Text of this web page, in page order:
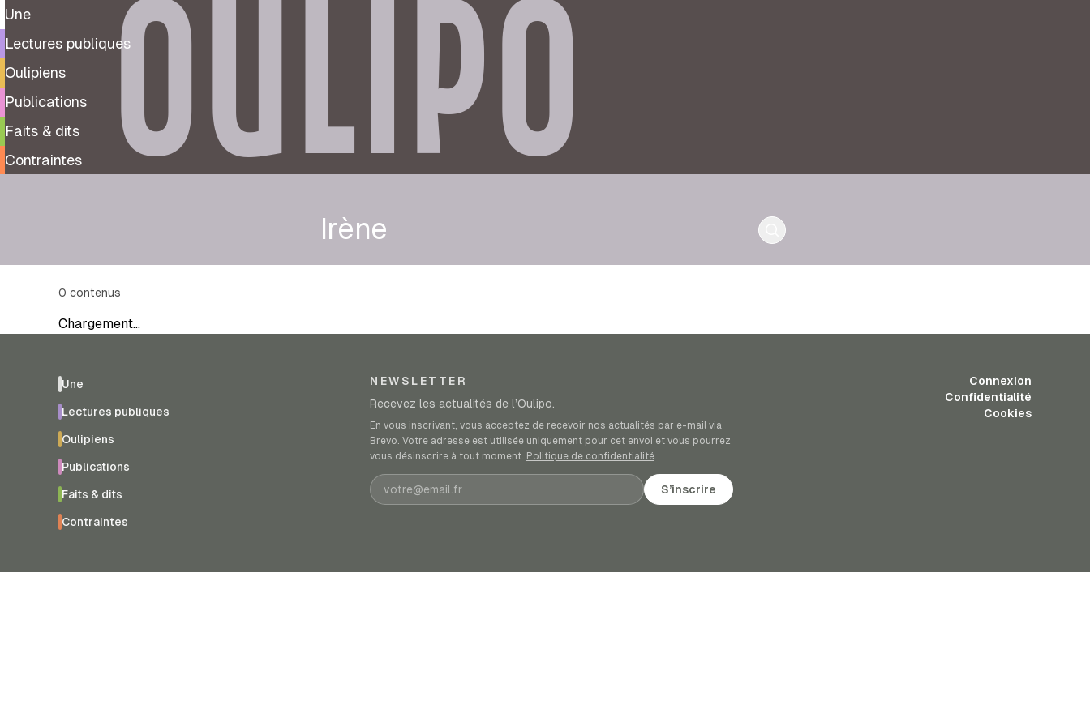
Une
Lectures publiques
Oulipiens
Publications
Faits & dits
Contraintes
OULIPO
Irène
0 contenus
Chargement…
Une
Lectures publiques
Oulipiens
Publications
Faits & dits
Contraintes
NEWSLETTER
Recevez les actualités de l’Oulipo.
En vous inscrivant, vous acceptez de recevoir nos actualités par e-mail via
Brevo. Votre adresse est utilisée uniquement pour cet envoi et vous pourrez
vous désinscrire à tout moment. Politique de confidentialité.
Adresse e-mail S’inscrire
Connexion
Confidentialité
Cookies